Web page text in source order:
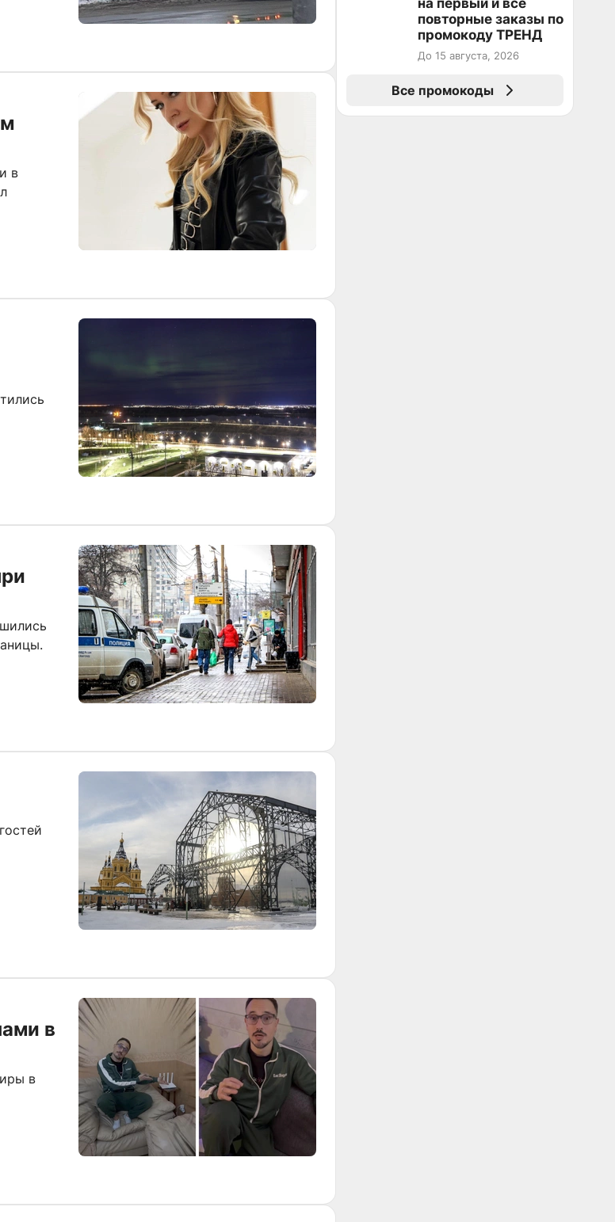
в
в
в
на первый и все
повторные заказы по
промокоду ТРЕНД
До 15 августа, 2026
Все промокоды